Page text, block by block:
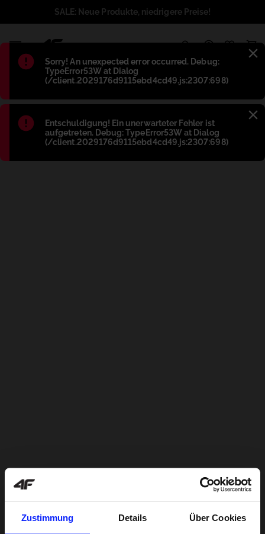
Zustimmung Details Über Cookies
Błąd:
Sorry! An unexpected error occurred. Debug:
TypeError53W at Dialog
(/client.2029176d9115ebd4cd49.js:2307:698)
Błąd:
Entschuldigung! Ein unerwarteter Fehler ist
aufgetreten. Debug: TypeError53W at Dialog
(/client.2029176d9115ebd4cd49.js:2307:698)
SALE: Neue Produkte, niedrigere Preise!